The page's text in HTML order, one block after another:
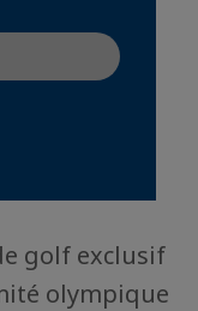
golf exclusif
olympique